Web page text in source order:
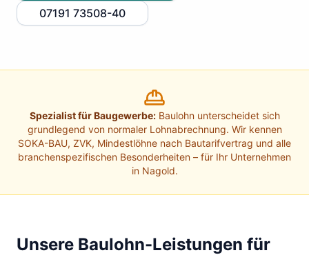
07191 73508-40
Spezialist für Baugewerbe:Baulohn unterscheidet sich
grundlegend von normaler Lohnabrechnung. Wir kennen
SOKA-BAU, ZVK, Mindestlöhne nach Bautarifvertrag und alle
branchenspezifischen Besonderheiten – für Ihr Unternehmen
in Nagold.
Unsere Baulohn-Leistungen für
Lohnabrechnung Esslingen am Neckar
Finanzbuchhaltung Backnang
Finanzbuchhaltung Mannheim
Finanzbuchhaltung Heidelberg
Finanzbuchhaltung Ulm
Baulohnabrechnung Backnang
Baulohnabrechnung Stuttgart
Baulohnabrechnung Heilbronn